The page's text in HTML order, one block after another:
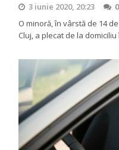
3 iunie 2020, 20:23
O minoră, în vârstă de 14
Cluj, a plecat de la